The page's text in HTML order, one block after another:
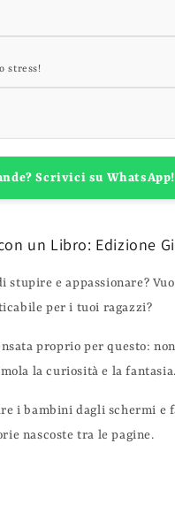
stress!
Scrivici su WhatsApp!
un Libro: Edizione
stupire e appassionare?
per i tuoi ragazzi?
proprio per questo:
la curiosità e la fantasia.
i bambini dagli schermi e
nascoste tra le pagine.